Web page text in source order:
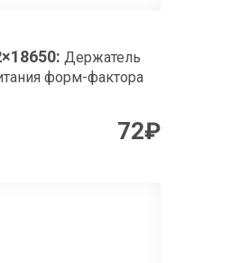
: Держатель
форм-фактора
72₽